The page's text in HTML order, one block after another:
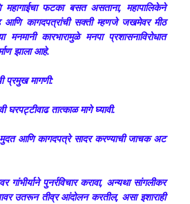
फटका बसत असताना, महापालिकेने
आणि कागदपत्रांची सक्ती म्हणजे जखमेवर मीठ
कारभारामुळे मनपा प्रशासनाविरोधात
झाला आहे.
प्रमुख मागणी:
तात्काळ मागे घ्यावी.
मुदत आणि कागदपत्रे सादर करण्याची जाचक अट
गांभीर्याने पुनर्रविचार करावा, अन्यथा सांगलीकर
उतरून तीव्र आंदोलन करतील, असा इशाराही